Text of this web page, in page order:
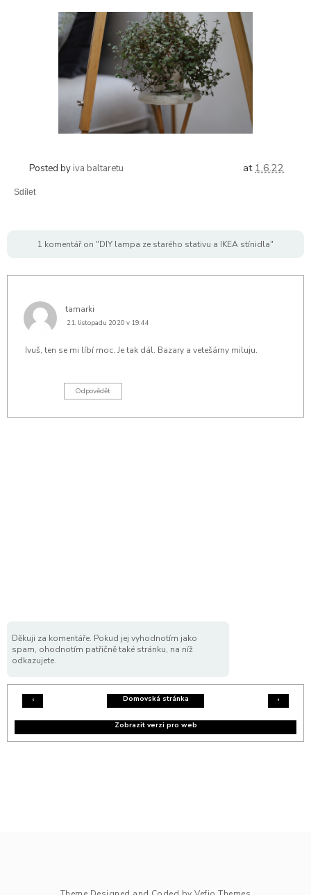
Posted by iva baltaretu at 1.6.22
Sdílet
1 komentář on "DIY lampa ze starého stativu a IKEA stínidla"
tamarki
21. listopadu 2020 v 19:44
Ivuš, ten se mi líbí moc. Je tak dál. Bazary a vetešárny miluju.
Odpovědět
Děkuji za komentáře. Pokud jej vyhodnotím jako
spam, ohodnotím patřičně také stránku, na níž
odkazujete.
‹ ›
Domovská stránka
Zobrazit verzi pro web